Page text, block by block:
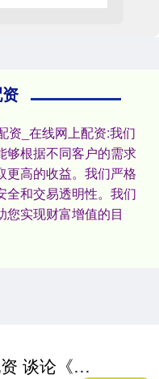
资_在线网上配资:我们
够根据不同客户的需求
更高的收益。我们严格
全和交易透明性。我们
实现财富增值的目
新恒生配资 谈论《繁花》编剧之争前，你需要了解剧组背后的署名规则